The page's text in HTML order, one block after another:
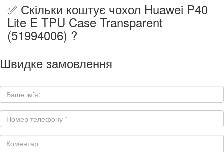
✅ Скільки коштує чохол Huawei P40
Lite E TPU Case Transparent
(51994006) ?
Швидке замовлення